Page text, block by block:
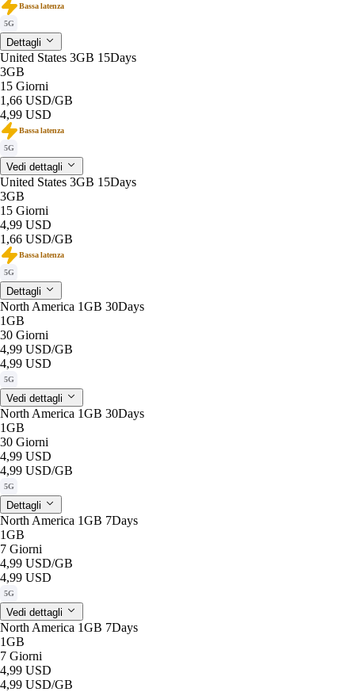
Bassa latenza
5G
Dettagli
United States 3GB 15Days
3GB
15 Giorni
1,66 USD/GB
4,99 USD
Bassa latenza
5G
Vedi dettagli
United States 3GB 15Days
3GB
15 Giorni
4,99 USD
1,66 USD/GB
Bassa latenza
5G
Dettagli
North America 1GB 30Days
1GB
30 Giorni
4,99 USD/GB
4,99 USD
5G
Vedi dettagli
North America 1GB 30Days
1GB
30 Giorni
4,99 USD
4,99 USD/GB
5G
Dettagli
North America 1GB 7Days
1GB
7 Giorni
4,99 USD/GB
4,99 USD
5G
Vedi dettagli
North America 1GB 7Days
1GB
7 Giorni
4,99 USD
4,99 USD/GB